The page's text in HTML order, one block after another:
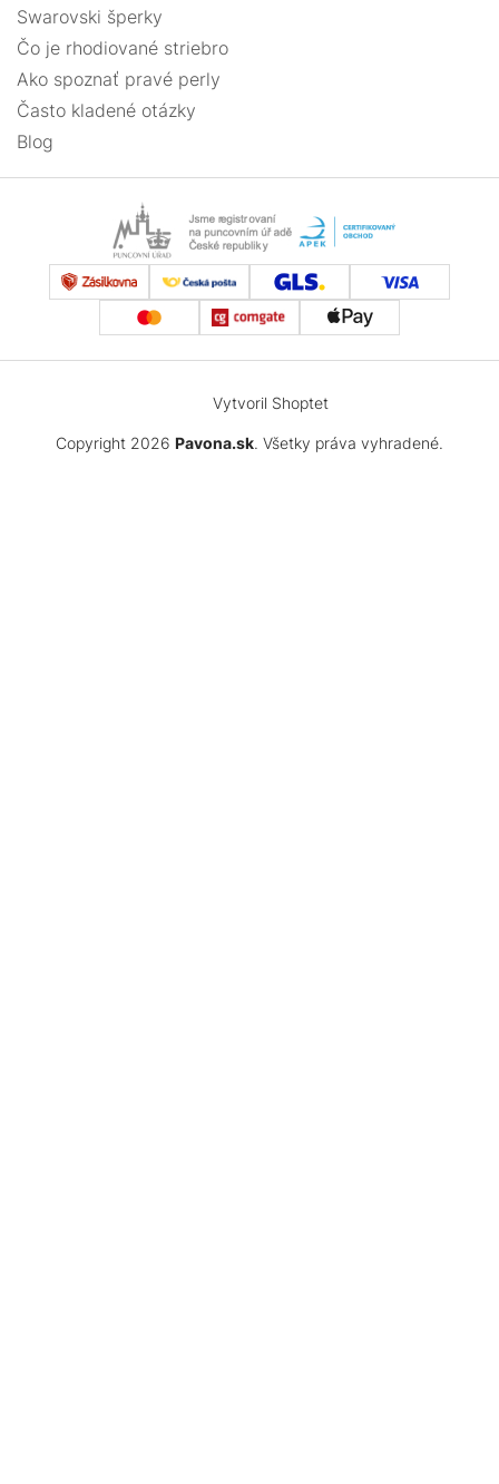
Swarovski šperky
Čo je rhodiované striebro
Ako spoznať pravé perly
Často kladené otázky
Blog
Vytvoril Shoptet
Copyright 2026 Pavona.sk. Všetky práva vyhradené.